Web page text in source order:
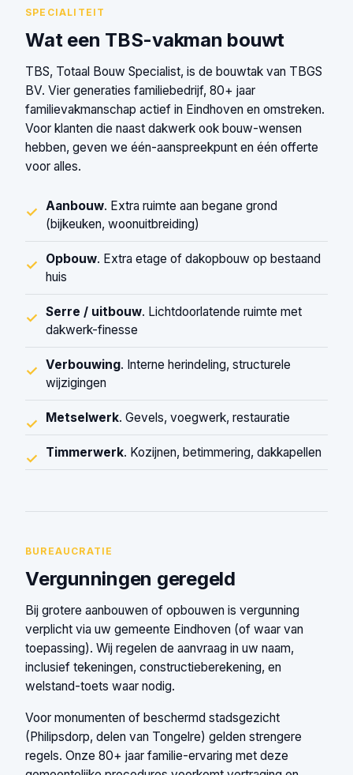
SPECIALITEIT
Wat een TBS-vakman bouwt
TBS, Totaal Bouw Specialist, is de bouwtak van TBGS
BV. Vier generaties familiebedrijf, 80+ jaar
familievakmanschap actief in Eindhoven en omstreken.
Voor klanten die naast dakwerk ook bouw-wensen
hebben, geven we één-aanspreekpunt en één offerte
voor alles.
✓ Aanbouw. Extra ruimte aan begane grond
(bijkeuken, woonuitbreiding)
✓ Opbouw. Extra etage of dakopbouw op bestaand
huis
✓ Serre / uitbouw. Lichtdoorlatende ruimte met
dakwerk-finesse
✓ Verbouwing. Interne herindeling, structurele
wijzigingen
✓ Metselwerk. Gevels, voegwerk, restauratie
✓ Timmerwerk. Kozijnen, betimmering, dakkapellen
BUREAUCRATIE
Vergunningen geregeld
Bij grotere aanbouwen of opbouwen is vergunning
verplicht via uw gemeente Eindhoven (of waar van
toepassing). Wij regelen de aanvraag in uw naam,
inclusief tekeningen, constructieberekening, en
welstand-toets waar nodig.
Voor monumenten of beschermd stadsgezicht
(Philipsdorp, delen van Tongelre) gelden strengere
regels. Onze 80+ jaar familie-ervaring met deze